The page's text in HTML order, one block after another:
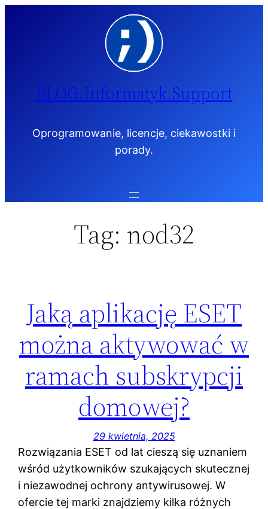
BLOG.Informatyk.Support
Oprogramowanie, licencje, ciekawostki i
porady.
Tag: nod32
Jaką aplikację ESET
można aktywować w
ramach subskrypcji
domowej?
29 kwietnia, 2025
Rozwiązania ESET od lat cieszą się uznaniem
wśród użytkowników szukających skutecznej
i niezawodnej ochrony antywirusowej. W
ofercie tej marki znajdziemy kilka różnych